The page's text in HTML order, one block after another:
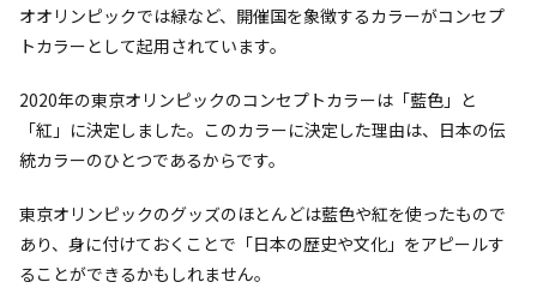
オオリンピックでは緑など、開催国を象徴するカラーがコンセプ
トカラーとして起用されています。
2020年の東京オリンピックのコンセプトカラーは「藍色」と
「紅」に決定しました。このカラーに決定した理由は、日本の伝
統カラーのひとつであるからです。
東京オリンピックのグッズのほとんどは藍色や紅を使ったもので
あり、身に付けておくことで「日本の歴史や文化」をアピールす
ることができるかもしれません。